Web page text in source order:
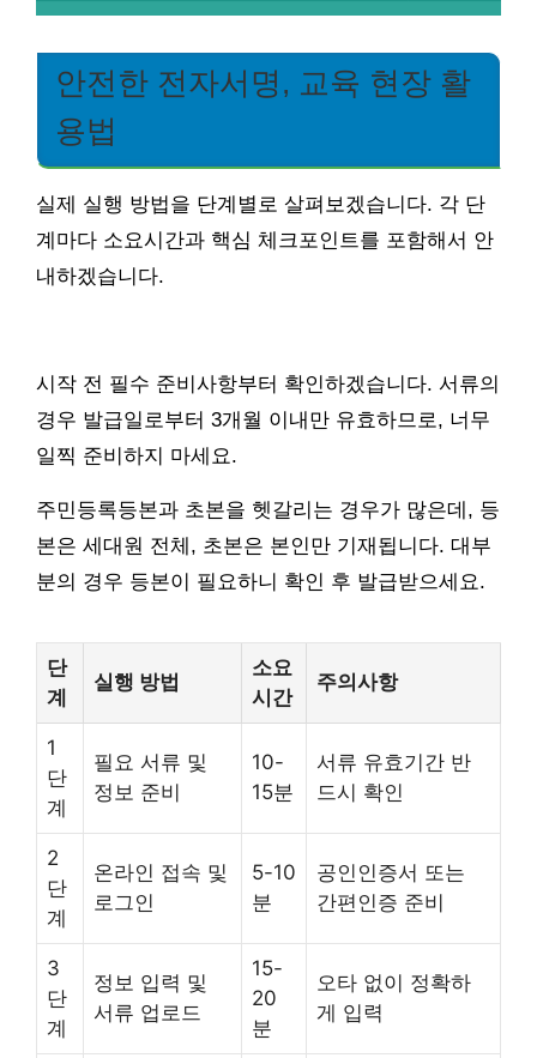
안전한 전자서명, 교육 현장 활
용법
실제 실행 방법을 단계별로 살펴보겠습니다. 각 단
계마다 소요시간과 핵심 체크포인트를 포함해서 안
내하겠습니다.
시작 전 필수 준비사항부터 확인하겠습니다. 서류의
경우 발급일로부터 3개월 이내만 유효하므로, 너무
일찍 준비하지 마세요.
주민등록등본과 초본을 헷갈리는 경우가 많은데, 등
본은 세대원 전체, 초본은 본인만 기재됩니다. 대부
분의 경우 등본이 필요하니 확인 후 발급받으세요.
단
계
실행 방법
소요
시간
주의사항
1
단
계
필요 서류 및
정보 준비
10-
15분
서류 유효기간 반
드시 확인
2
단
계
온라인 접속 및
로그인
5-10
분
공인인증서 또는
간편인증 준비
3
단
계
정보 입력 및
서류 업로드
15-
20
분
오타 없이 정확하
게 입력